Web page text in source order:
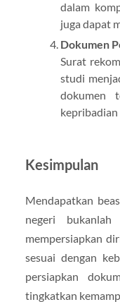
dalam
juga dapat
Dokumen
Surat
studi
dokumen
kepribadian
Kesimpulan
Mendapatkan
negeri
mempersiapkan
sesuai dengan
persiapkan
tingkatkan